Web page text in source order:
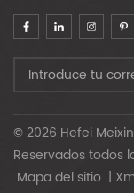
© 2026 Hefei
Reservados todos
Mapa del sitio |